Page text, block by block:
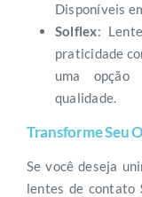
Disponíveis
Solflex:
praticidade
uma opção
qualidade.
Transforme Seu
Se você deseja
lentes de contato